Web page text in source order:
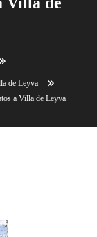
de Leyva
a Villa de Leyva